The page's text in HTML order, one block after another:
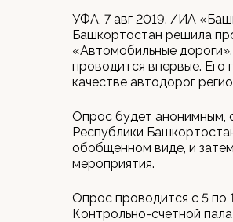
УФА, 7 авг 2019. /ИА
Башкортостан решила
«Автомобильные
проводится впервые. Его
качестве автодорог
Опрос будет анонимным,
Республики
обобщенном виде, и
мероприятия.
Опрос проводится с 5 по
Контрольно-счетной